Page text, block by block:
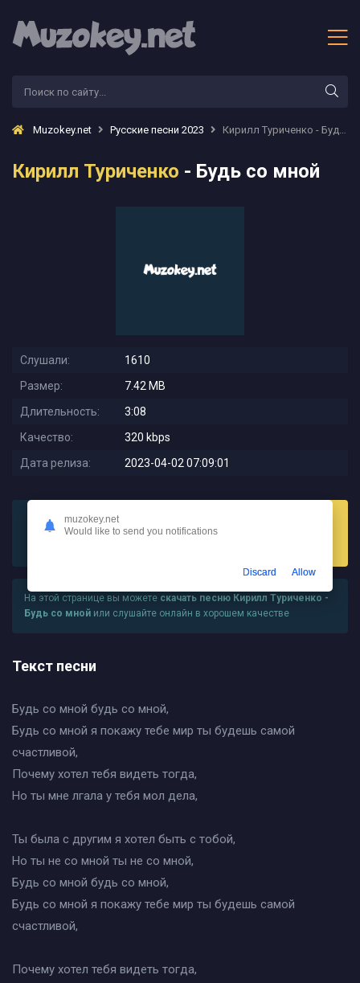
Muzokey.net Русские песни 2023 Кирилл Туриченко - Будь со мной
Кирилл Туриченко - Будь со мной
Слушали:
1610
Размер:
7.42 MB
Длительность:
3:08
Качество:
320 kbps
Дата релиза:
2023-04-02 07:09:01
На этой странице вы можете скачать песню Кирилл Туриченко -
Будь со мной или слушайте онлайн в хорошем качестве
Текст песни
Будь со мной будь со мной,
Будь со мной я покажу тебе мир ты будешь самой
счастливой,
Почему хотел тебя видеть тогда,
Но ты мне лгала у тебя мол дела,
Ты была с другим я хотел быть с тобой,
Но ты не со мной ты не со мной,
Будь со мной будь со мной,
Будь со мной я покажу тебе мир ты будешь самой
счастливой,
Почему хотел тебя видеть тогда,
muzokey.net
Would like to send you notifications
Discard Allow